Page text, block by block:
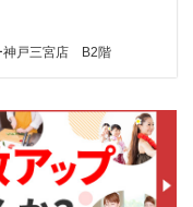
神戸三宮店 B2階